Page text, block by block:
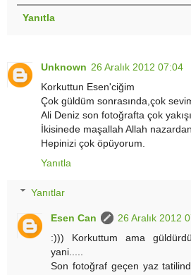
Yanıtla
Unknown 26 Aralık 2012 07:04
Korkuttun Esen'ciğim
Çok güldüm sonrasında,çok
Ali Deniz son fotoğrafta çok
İkisinede maşallah Allah
Hepinizi çok öpüyorum.
Yanıtla
Yanıtlar
Esen Can
26 Aralık 2012
:))) Korkuttum ama
yani.....
Son fotoğraf geçen yaz